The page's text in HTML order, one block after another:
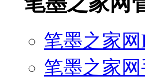
笔墨之家网
笔墨之家